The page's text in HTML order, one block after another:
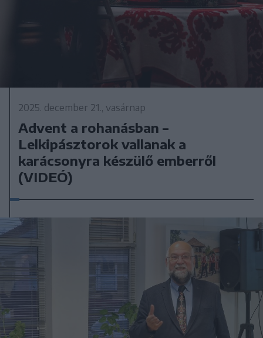
2025. december 21., vasárnap
Advent a rohanásban –
Lelkipásztorok vallanak a
karácsonyra készülő emberről
(VIDEÓ)